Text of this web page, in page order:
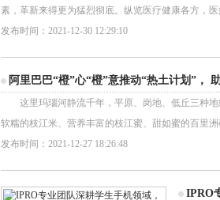
素，革新来得更为猛烈彻底。纵览医疗健康各方，
发布时间：2021-12-30 12:29:10
阿里巴巴“橙”心“橙”意推动“热土计划”，
这里玛瑙河静流千年，平原、岗地、低丘三种地
软糯的枝江米、营养丰富的枝江蜜、甜如蜜的百里
发布时间：2021-12-27 18:26:48
IPRO